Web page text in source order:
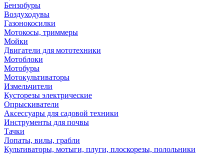
Бензобуры
Воздуходувы
Газонокосилки
Мотокосы, триммеры
Мойки
Двигатели для мототехники
Мотоблоки
Мотобуры
Мотокультиваторы
Измельчители
Кусторезы электрические
Опрыскиватели
Аксессуары для садовой техники
Инструменты для почвы
Тачки
Лопаты, вилы, грабли
Культиваторы, мотыги, плуги, плоскорезы, полольники